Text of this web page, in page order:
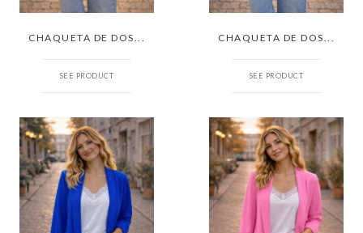
CHAQUETA DE DOS...
SEE PRODUCT
CHAQUETA DE DOS...
SEE PRODUCT